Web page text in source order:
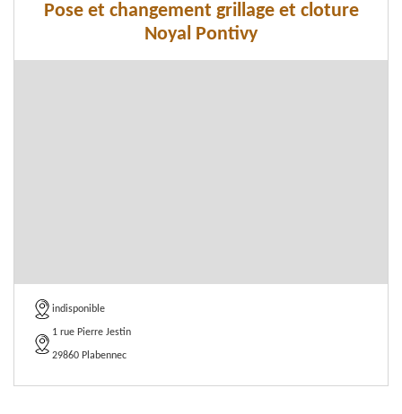
Pose et changement grillage et cloture
Noyal Pontivy
indisponible
1 rue Pierre Jestin
29860 Plabennec